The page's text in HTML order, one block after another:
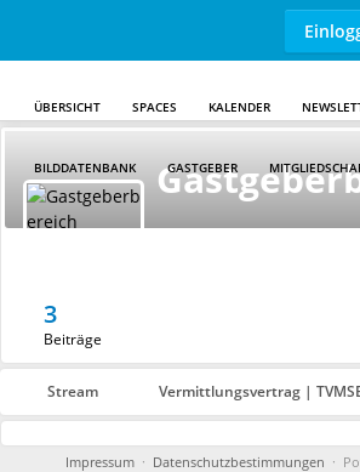
Skip to
ÜBERSICHT SPACES KALENDER
BILDDATENBANK GASTGEBER
3
Beiträge
Stream Vermittlungsvertrag |
Impressum· Datenschutzbestimmungen ·